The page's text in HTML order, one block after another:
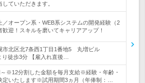
していただきます。
オープン系・WEB系システムの開発経験（2
迎！スキルを磨いてキャリアアップ！
市北区北7条西1丁目1番地5 丸増ビル
徒歩3分 【雇入れ直後…
※12分割した金額を毎月支給※経験・年齢・
定いたします※試用期間3ヵ月（年俸制：…